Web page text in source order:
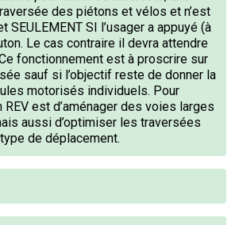
des piétons et vélos et n’est
SEULEMENT SI l’usager a appuyé (à
Le cas contraire il devra attendre
fonctionnement est à proscrire sur
sauf si l’objectif reste de donner la
motorisés individuels. Pour
REV est d’aménager des voies larges
aussi d’optimiser les traversées
de déplacement.